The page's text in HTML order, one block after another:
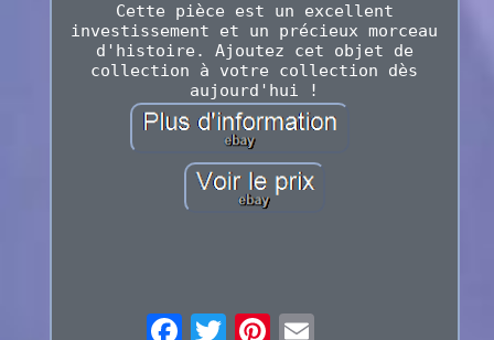
Cette pièce est un excellent
investissement et un précieux morceau
d'histoire. Ajoutez cet objet de
collection à votre collection dès
aujourd'hui !